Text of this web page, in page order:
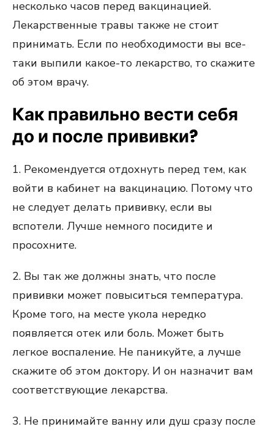
несколько часов перед вакцинацией.
Лекарственные травы также не стоит
принимать. Если по необходимости вы все-
таки выпили какое-то лекарство, то скажите
об этом врачу.
Как правильно вести себя
до и после прививки?
1. Рекомендуется отдохнуть перед тем, как
войти в кабинет на вакцинацию. Потому что
не следует делать прививку, если вы
вспотели. Лучше немного посидите и
просохните.
2. Вы так же должны знать, что после
прививки может повыситься температура.
Кроме того, на месте укола нередко
появляется отек или боль. Может быть
легкое воспаление. Не паникуйте, а лучше
скажите об этом доктору. И он назначит вам
соответствующие лекарства.
3. Не принимайте ванну или душ сразу после